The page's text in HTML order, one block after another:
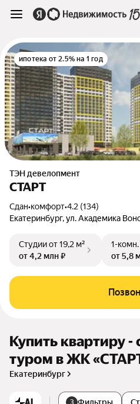
ипотека от 2.5% на 1 год
ТЭН девелопмент
СТАРТ
Сдан•комфорт•4.2 (134)
Екатеринбург,ул. Академика
Студииот 19,2 м²
от 4,2 млн ₽
1-комн.
от 5,8
Купить квартиру -
туром в ЖК
Екатеринбург
3